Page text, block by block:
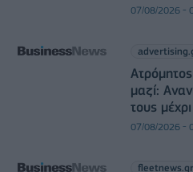
07/08/2026 -
μαζί:
τους
07/08/2026 -
fleetnews.gr